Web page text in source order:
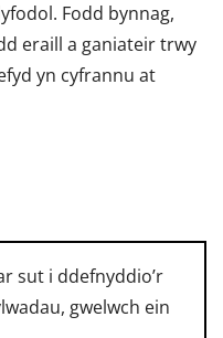
Fodd bynnag,
eraill a ganiateir trwy
yn cyfrannu at
sut i ddefnyddio’r
gwelwch ein